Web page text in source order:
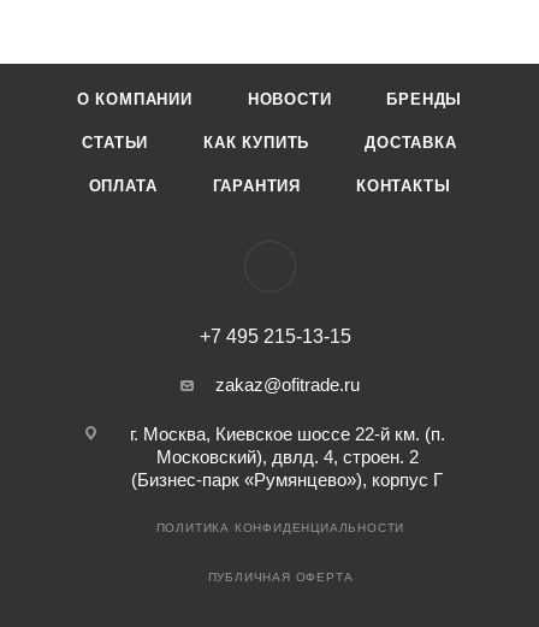
О КОМПАНИИ НОВОСТИ БРЕНДЫ
СТАТЬИ КАК КУПИТЬ ДОСТАВКА
ОПЛАТА ГАРАНТИЯ КОНТАКТЫ
+7 495 215-13-15
zakaz@ofitrade.ru
г. Москва, Киевское шоссе 22-й км. (п.
Московский), двлд. 4, строен. 2
(Бизнес-парк «Румянцево»), корпус Г
ПОЛИТИКА КОНФИДЕНЦИАЛЬНОСТИ
ПУБЛИЧНАЯ ОФЕРТА